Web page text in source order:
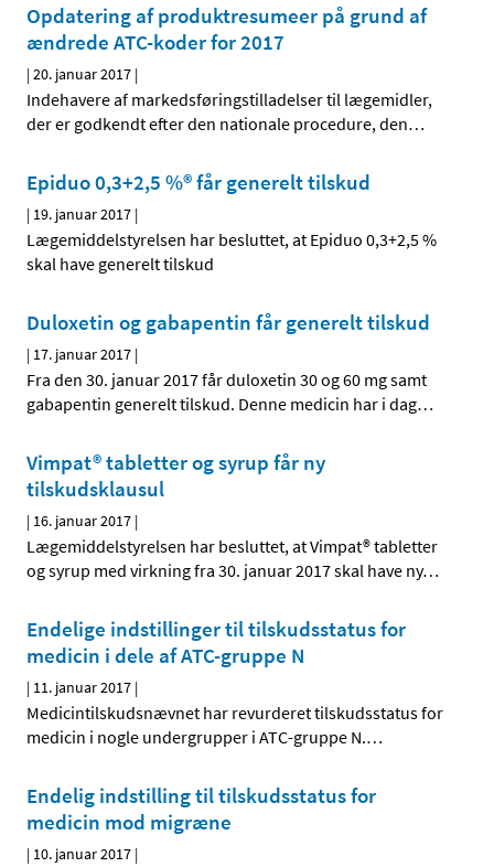
Opdatering af produktresumeer på grund af
ændrede ATC-koder for 2017
|20. januar 2017 |
Indehavere af markedsføringstilladelser til lægemidler,
der er godkendt efter den nationale procedure, den…
Epiduo 0,3+2,5 %® får generelt tilskud
| 19. januar 2017 |
Lægemiddelstyrelsen har besluttet, at Epiduo 0,3+2,5 %
skal have generelt tilskud
Duloxetin og gabapentin får generelt tilskud
| 17. januar 2017 |
Fra den 30. januar 2017 får duloxetin 30 og 60 mg samt
gabapentin generelt tilskud. Denne medicin har i dag…
Vimpat® tabletter og syrup får ny
tilskudsklausul
| 16. januar 2017 |
Lægemiddelstyrelsen har besluttet, at Vimpat® tabletter
og syrup med virkning fra 30. januar 2017 skal have ny…
Endelige indstillinger til tilskudsstatus for
medicin i dele af ATC-gruppe N
| 11. januar 2017 |
Medicintilskudsnævnet har revurderet tilskudsstatus for
medicin i nogle undergrupper i ATC-gruppe N.…
Endelig indstilling til tilskudsstatus for
medicin mod migræne
| 10. januar 2017 |